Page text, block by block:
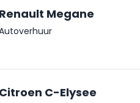
Renault Megane
Citroen C-Elysee